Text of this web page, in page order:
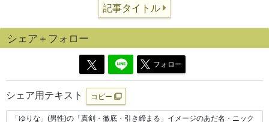
記事タイトル
シェア＋フォロー
フォロー
シェア用テキスト コピー